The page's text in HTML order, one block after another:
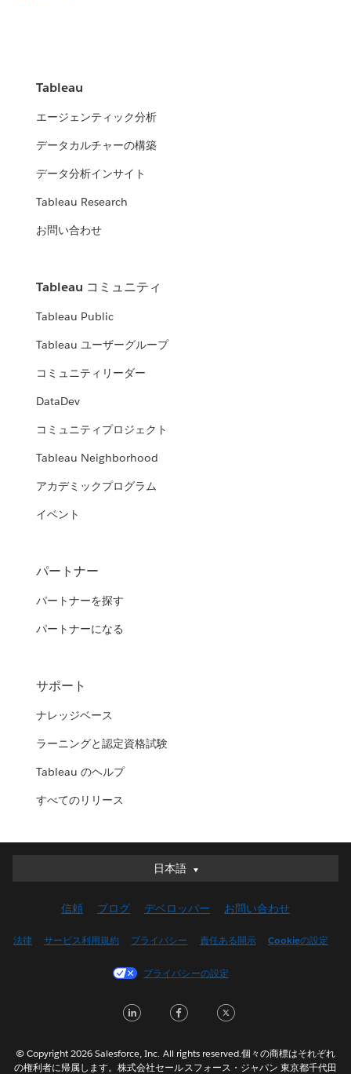
Tableau
エージェンティック分析
データカルチャーの構築
データ分析インサイト
Tableau Research
お問い合わせ
Tableau コミュニティ
Tableau Public
Tableau ユーザーグループ
コミュニティリーダー
DataDev
コミュニティプロジェクト
Tableau Neighborhood
アカデミックプログラム
イベント
パートナー
パートナーを探す
パートナーになる
サポート
ナレッジベース
ラーニングと認定資格試験
Tableau のヘルプ
すべてのリリース
日本語
日本語
English (UK)
Français (Canada)
Italiano
Nederlands
信頼 ブログ デベロッパー お問い合わせ
法律 サービス利用規約 プライバシー 責任ある開示 Cookieの設定
プライバシーの設定
LinkedInFacebook
© Copyright 2026 Salesforce, Inc. All rights reserved.個々の商標はそれぞれ
の権利者に帰属します。株式会社セールスフォース・ジャパン 東京都千代田